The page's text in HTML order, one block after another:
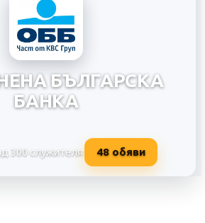
БЪЛГАРСКА
БАНКА
300 служителя 48 обяви